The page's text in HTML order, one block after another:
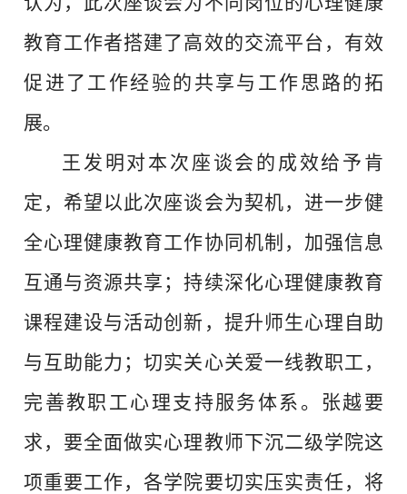
教育工作者搭建了高效的交流平台，有效
促进了工作经验的共享与工作思路的拓
展。
王发明对本次座谈会的成效给予肯
定，希望以此次座谈会为契机，进一步健
全心理健康教育工作协同机制，加强信息
互通与资源共享；持续深化心理健康教育
课程建设与活动创新，提升师生心理自助
与互助能力；切实关心关爱一线教职工，
完善教职工心理支持服务体系。张越要
求，要全面做实心理教师下沉二级学院这
项重要工作，各学院要切实压实责任，将